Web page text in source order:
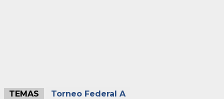
TEMAS
Torneo Federal A